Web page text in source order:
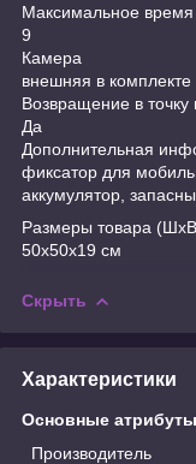
Максимальное
9
Камера
внешняя в комплекте
Возвращение в точку
Да
Дополнительная
фиксатор для
аккумулятор,
Размеры товара
50х50х19 см
Скрыть
Характеристики
Основные атрибуты
Производитель